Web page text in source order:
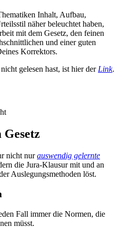
Inhalt, Aufbau,
näher beleuchtet haben,
mit dem Gesetz, den feinen
und einer guten
Korrektors.
gelesen hast, ist hier der Link.
nicht nurauswendig gelernte
die Jura-Klausur mit und an
Auslegungsmethoden löst.
Fall immer die Normen, die
müsst.